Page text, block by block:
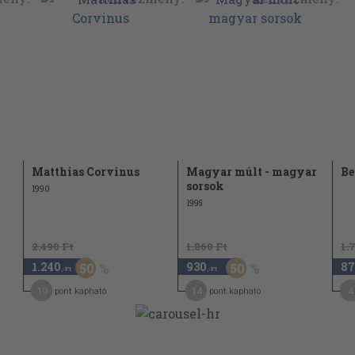
Matthias Corvinus
1990
2.490 Ft
1.240 ,-Ft 50
pont kapható
Magyar múlt - magyar
sorsok
1995
1.860 Ft
930 ,-Ft 50
pont kapható